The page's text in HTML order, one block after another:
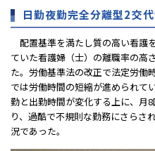
日勤夜勤完全分離型2交
配置基準を満たし質の高い看護
ていた看護婦（士）の離職率の高
た。労働基準法の改正で法定労働
では労働時間の短縮が進められて
勤と出勤時間が変化する上に、月
り、過酷で不規則な勤務にさらさ
況であった。